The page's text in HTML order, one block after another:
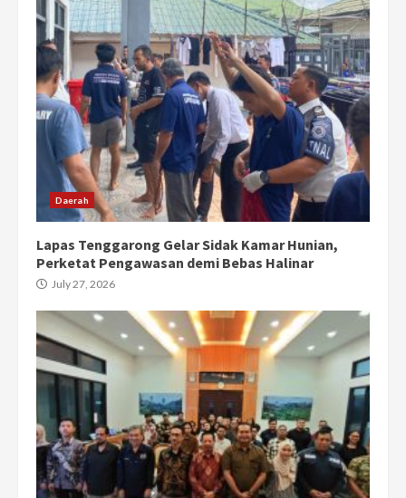
Daerah
Lapas Tenggarong Gelar Sidak Kamar Hunian,
Perketat Pengawasan demi Bebas Halinar
July 27, 2026